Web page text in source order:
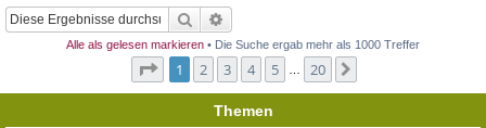
Suche
Alle als gelesen markieren • Die Suche ergab mehr als 1000 Treffer
Seite von
1 2 3 4 5 20
Themen